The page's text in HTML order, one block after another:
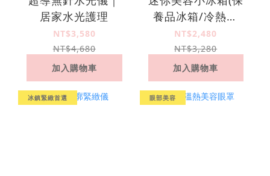
居家水光護理
NT$3,580
NT$4,680
加入購物車
養品冰箱/冷熱調
節/USB供電/節能省
電)
NT$2,480
NT$3,280
加入購物車
冰鎮緊緻首選 眼部美容